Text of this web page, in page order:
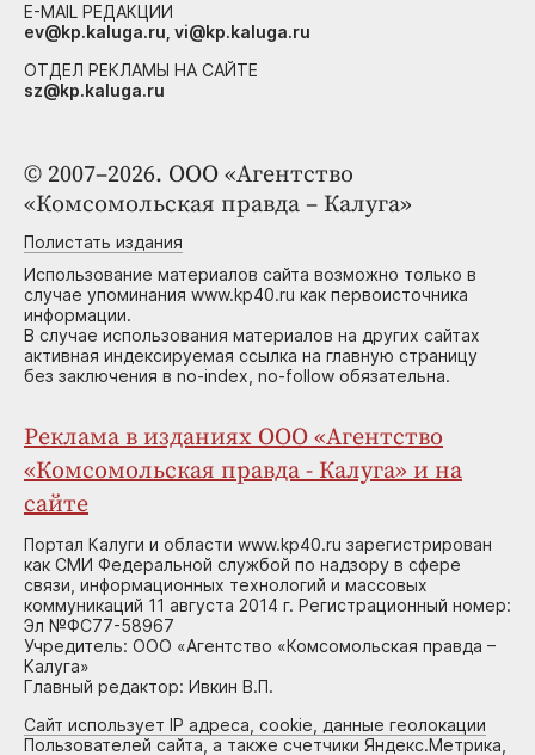
© 2007–2026. ООО «Агентство
«Комсомольская правда – Калуга»
Полистать издания
Использование материалов сайта возможно только в
случае упоминания www.kp40.ru как первоисточника
информации.
В случае использования материалов на других сайтах
активная индексируемая ссылка на главную страницу
без заключения в no-index, no-follow обязательна.
Реклама в изданиях ООО «Агентство
«Комсомольская правда - Калуга» и на
сайте
Портал Калуги и области www.kp40.ru зарегистрирован
как СМИ Федеральной службой по надзору в сфере
связи, информационных технологий и массовых
коммуникаций 11 августа 2014 г. Регистрационный номер:
Эл №ФС77-58967
Учредитель: ООО «Агентство «Комсомольская правда –
Калуга»
Главный редактор: Ивкин В.П.
Сайт использует IP адреса, cookie, данные геолокации
Пользователей сайта, а также счетчики Яндекс.Метрика,
E-MAIL РЕДАКЦИИ
ev@kp.kaluga.ru, vi@kp.kaluga.ru
ОТДЕЛ РЕКЛАМЫ НА САЙТЕ
sz@kp.kaluga.ru